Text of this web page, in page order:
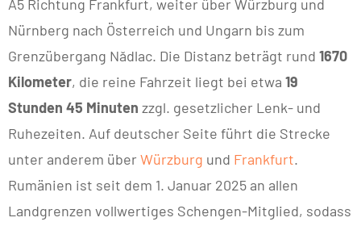
A5 Richtung Frankfurt, weiter über Würzburg und
Nürnberg nach Österreich und Ungarn bis zum
Grenzübergang Nădlac. Die Distanz beträgt rund 1670
Kilometer, die reine Fahrzeit liegt bei etwa 19
Stunden 45 Minuten zzgl. gesetzlicher Lenk- und
Ruhezeiten. Auf deutscher Seite führt die Strecke
unter anderem über Würzburg und Frankfurt.
Rumänien ist seit dem 1. Januar 2025 an allen
Landgrenzen vollwertiges Schengen-Mitglied, sodass